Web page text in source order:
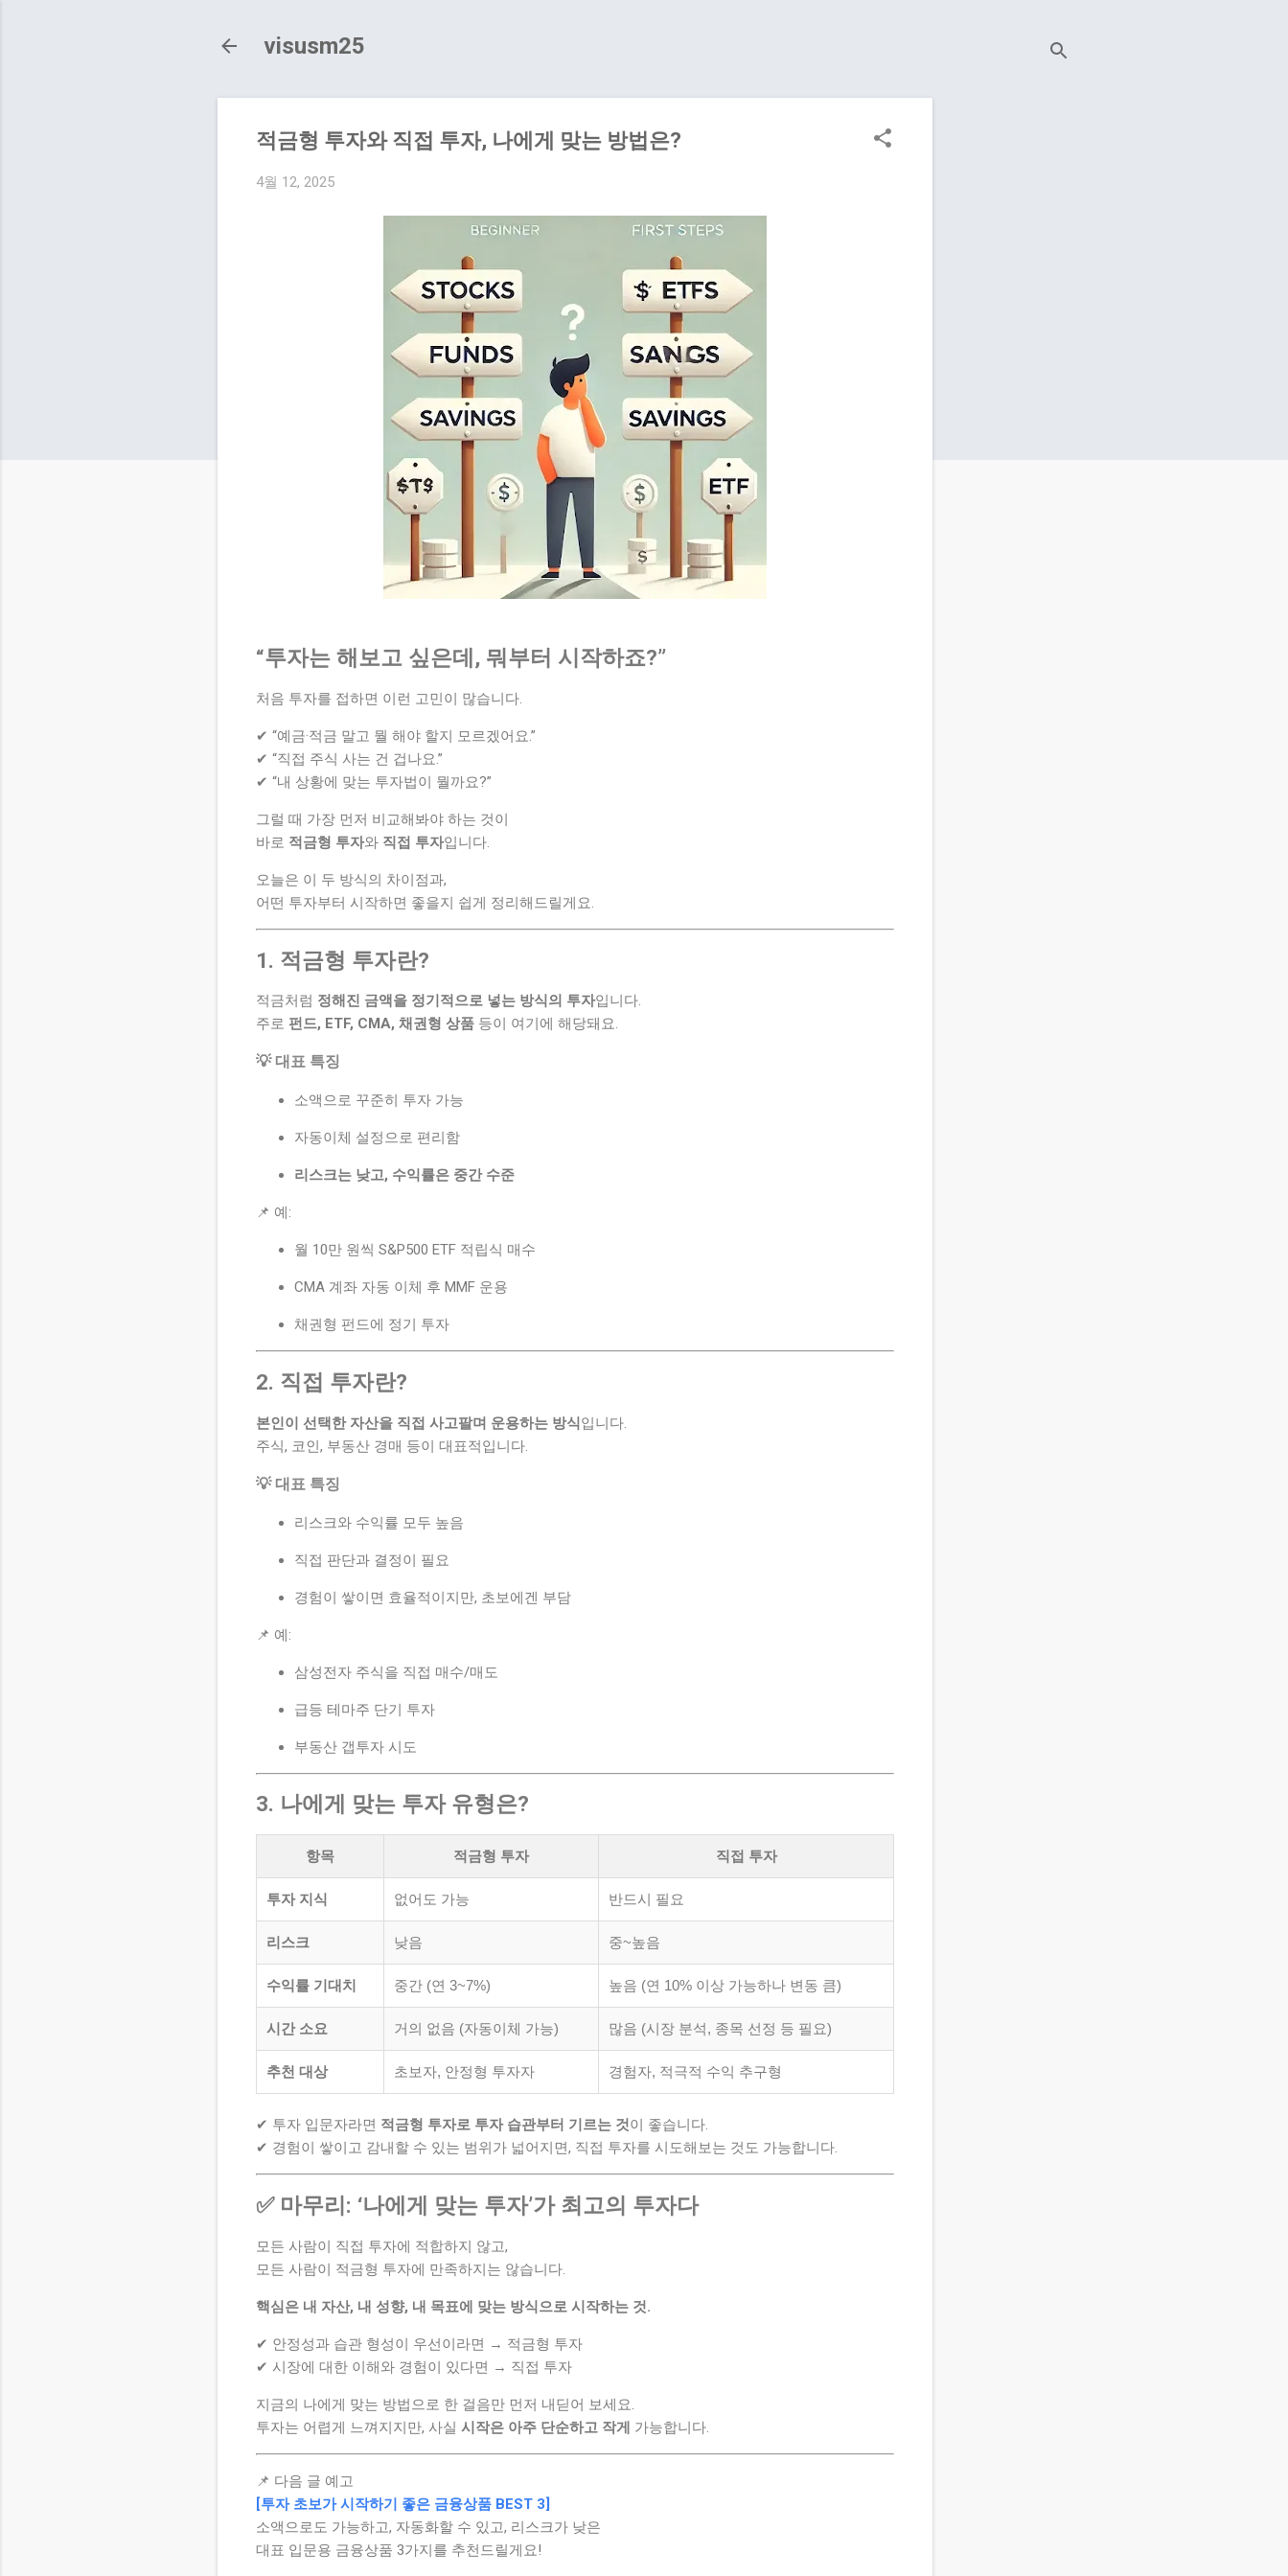
visusm25
적금형 투자와 직접 투자, 나에게 맞는 방법은?
4월 12, 2025
“투자는 해보고 싶은데, 뭐부터 시작하죠?”
처음 투자를 접하면 이런 고민이 많습니다.
✔ “예금·적금 말고 뭘 해야 할지 모르겠어요.”
✔ “직접 주식 사는 건 겁나요.”
✔ “내 상황에 맞는 투자법이 뭘까요?”
그럴 때 가장 먼저 비교해봐야 하는 것이
바로 적금형 투자와 직접 투자입니다.
오늘은 이 두 방식의 차이점과,
어떤 투자부터 시작하면 좋을지 쉽게 정리해드릴게요.
1. 적금형 투자란?
적금처럼 정해진 금액을 정기적으로 넣는 방식의 투자입니다.
주로 펀드, ETF, CMA, 채권형 상품 등이 여기에 해당돼요.
💡 대표 특징
소액으로 꾸준히 투자 가능
자동이체 설정으로 편리함
리스크는 낮고, 수익률은 중간 수준
📌 예:
월 10만 원씩 S&P500 ETF 적립식 매수
CMA 계좌 자동 이체 후 MMF 운용
채권형 펀드에 정기 투자
2. 직접 투자란?
본인이 선택한 자산을 직접 사고팔며 운용하는 방식입니다.
주식, 코인, 부동산 경매 등이 대표적입니다.
💡 대표 특징
리스크와 수익률 모두 높음
직접 판단과 결정이 필요
경험이 쌓이면 효율적이지만, 초보에겐 부담
📌 예:
삼성전자 주식을 직접 매수/매도
급등 테마주 단기 투자
부동산 갭투자 시도
3. 나에게 맞는 투자 유형은?
항목 적금형 투자 직접 투자
투자 지식 없어도 가능 반드시 필요
리스크 낮음 중~높음
수익률 기대치 중간 (연 3~7%) 높음 (연 10% 이상 가능하나 변동 큼)
시간 소요 거의 없음 (자동이체 가능) 많음 (시장 분석, 종목 선정 등 필요)
추천 대상 초보자, 안정형 투자자 경험자, 적극적 수익 추구형
✔ 투자 입문자라면 적금형 투자로 투자 습관부터 기르는 것이 좋습니다.
✔ 경험이 쌓이고 감내할 수 있는 범위가 넓어지면, 직접 투자를 시도해보는 것도 가능합니다.
✅ 마무리: ‘나에게 맞는 투자’가 최고의 투자다
모든 사람이 직접 투자에 적합하지 않고,
모든 사람이 적금형 투자에 만족하지는 않습니다.
핵심은 내 자산, 내 성향, 내 목표에 맞는 방식으로 시작하는 것.
✔ 안정성과 습관 형성이 우선이라면 → 적금형 투자
✔ 시장에 대한 이해와 경험이 있다면 → 직접 투자
지금의 나에게 맞는 방법으로 한 걸음만 먼저 내딛어 보세요.
투자는 어렵게 느껴지지만, 사실 시작은 아주 단순하고 작게 가능합니다.
📌 다음 글 예고
[투자 초보가 시작하기 좋은 금융상품 BEST 3]
소액으로도 가능하고, 자동화할 수 있고, 리스크가 낮은
대표 입문용 금융상품 3가지를 추천드릴게요!